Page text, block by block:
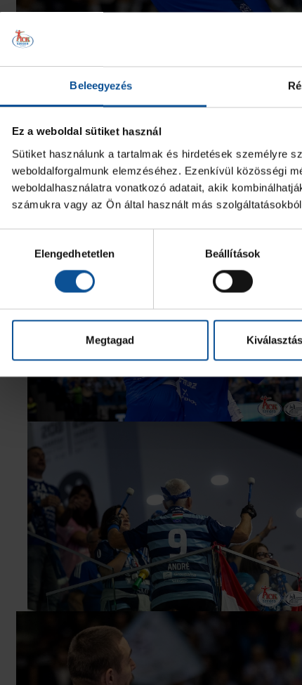
Beleegyezés
Ez a weboldal sütiket használ
Sütiket használunk a tartalmak és hirdetések személyre
weboldalforgalmunk elemzéséhez. Ezenkívül közösségi
weboldalhasználatra vonatkozó adatait, akik
számukra vagy az Ön által használt más
kiválasztásaElengedhetetlen Beállítások
Megtagad